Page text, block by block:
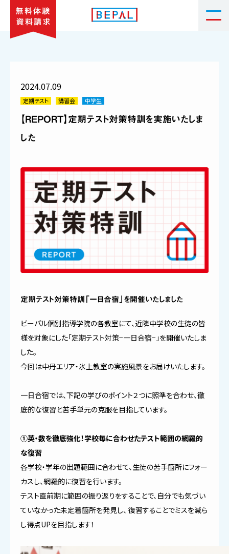
2024.07.09
定期テスト 講習会 中学生
【REPORT】定期テスト対策特訓を実施いたしま
した
定期テスト対策特訓「一日合宿」を開催いたしました
ビーパル個別指導学院の各教室にて、近隣中学校の生徒の皆
様を対象にした「定期テスト対策−一日合宿−」を開催いたしま
した。
今回は中丹エリア・氷上教室の実施風景をお届けいたします。
一日合宿では、下記の学びのポイント２つに照準を合わせ、徹
底的な復習と苦手単元の克服を目指しています。
①英・数を徹底強化！学校毎に合わせたテスト範囲の網羅的
な復習
各学校・学年の出題範囲に合わせて、生徒の苦手箇所にフォー
カスし、網羅的に復習を行います。
テスト直前期に範囲の振り返りをすることで、自分でも気づい
ていなかった未定着箇所を発見し、 復習することでミスを減ら
し得点UPを目指します！